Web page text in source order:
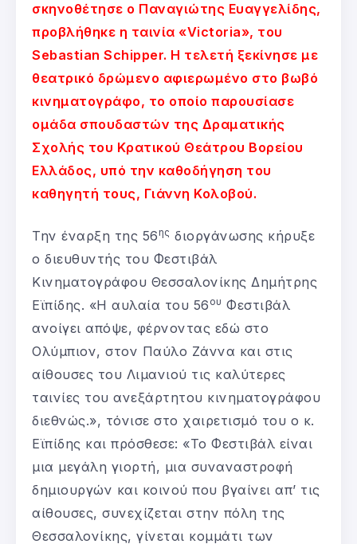
σκηνοθέτησε ο Παναγιώτης Ευαγγελίδης,
προβλήθηκε η ταινία «Victoria», του
Sebastian Schipper. Η τελετή ξεκίνησε με
θεατρικό δρώμενο αφιερωμένο στο βωβό
κινηματογράφο, το οποίο παρουσίασε
ομάδα σπουδαστών της Δραματικής
Σχολής του Κρατικού Θεάτρου Βορείου
Ελλάδος, υπό την καθοδήγηση του
καθηγητή τους, Γιάννη Κολοβού.
Την έναρξη της 56 ης διοργάνωσης κήρυξε
ο διευθυντής του Φεστιβάλ
Κινηματογράφου Θεσσαλονίκης Δημήτρης
Εϊπίδης. «Η αυλαία του 56 ου Φεστιβάλ
ανοίγει απόψε, φέρνοντας εδώ στο
Ολύμπιον, στον Παύλο Ζάννα και στις
αίθουσες του Λιμανιού τις καλύτερες
ταινίες του ανεξάρτητου κινηματογράφου
διεθνώς.», τόνισε στο χαιρετισμό του ο κ.
Εϊπίδης και πρόσθεσε: «Το Φεστιβάλ είναι
μια μεγάλη γιορτή, μια συναναστροφή
δημιουργών και κοινού που βγαίνει απ’ τις
αίθουσες, συνεχίζεται στην πόλη της
Θεσσαλονίκης, γίνεται κομμάτι των